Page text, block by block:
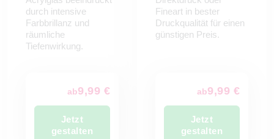
durch intensive
Farbbrillanz und
räumliche
Tiefenwirkung.
ab9,99 €
Jetzt
gestalten
Fineart in bester
Druckqualität für einen
günstigen Preis.
ab9,99 €
Jetzt
gestalten